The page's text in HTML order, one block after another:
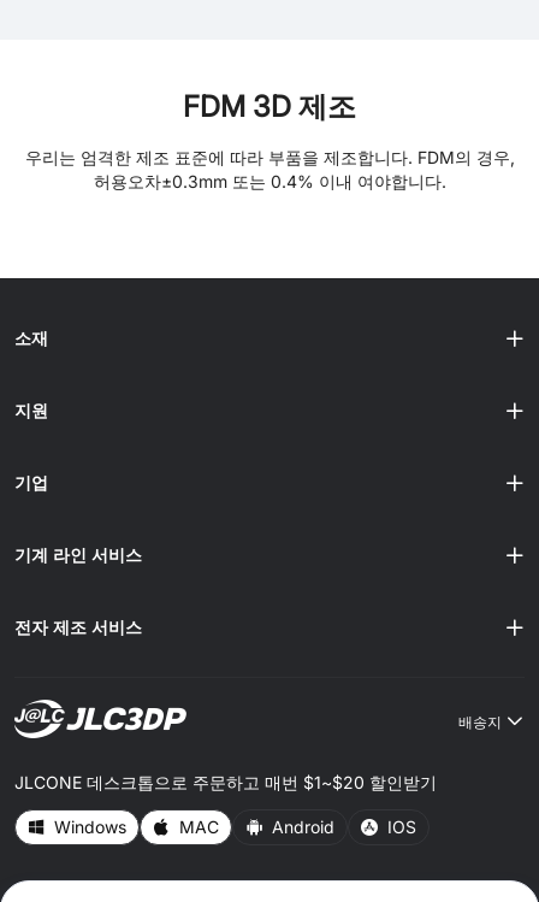
FDM 3D 제조
우리는 엄격한 제조 표준에 따라 부품을 제조합니다. FDM의 경우,
허용오차±0.3mm 또는 0.4% 이내 여야합니다.
소재
지원
기업
기계 라인 서비스
전자 제조 서비스
배송지
JLCONE 데스크톱으로 주문하고 매번 $1~$20 할인받기
Windows MAC Android IOS